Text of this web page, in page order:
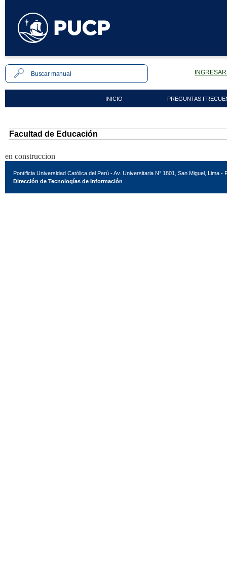
INICIO PREGUNTAS
Facultad de Educación
en construccion
Pontificia Universidad Católica del Perú - Av. Universitaria N° 1801, San Miguel, Lima -
Dirección de Tecnologías de Información